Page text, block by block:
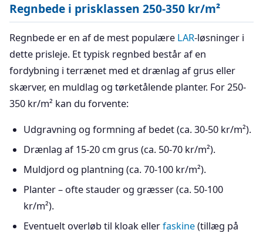
Regnbede i prisklassen 250-350 kr/m²
Regnbede er en af de mest populære LAR-løsninger i
dette prisleje. Et typisk regnbed består af en
fordybning i terrænet med et drænlag af grus eller
skærver, en muldlag og tørketålende planter. For 250-
350 kr/m² kan du forvente:
Udgravning og formning af bedet (ca. 30-50 kr/m²).
Drænlag af 15-20 cm grus (ca. 50-70 kr/m²).
Muldjord og plantning (ca. 70-100 kr/m²).
Planter – ofte stauder og græsser (ca. 50-100
kr/m²).
Eventuelt overløb til kloak ellerfaskine(tillæg på